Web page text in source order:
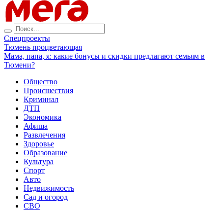
Спецпроекты
Тюмень процветающая
Мама, папа, я: какие бонусы и скидки предлагают семьям в
Тюмени?
Общество
Происшествия
Криминал
ДТП
Экономика
Афиша
Развлечения
Здоровье
Образование
Культура
Спорт
Авто
Недвижимость
Сад и огород
СВО